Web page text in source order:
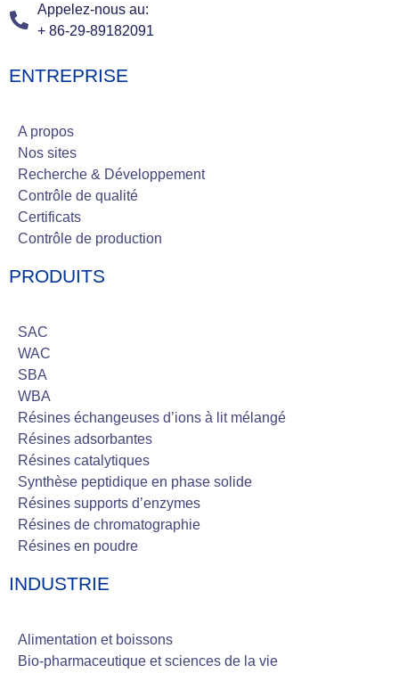
Appelez-nous au:
+ 86-29-89182091
ENTREPRISE
A propos
Nos sites
Recherche & Développement
Contrôle de qualité
Certificats
Contrôle de production
PRODUITS
SAC
WAC
SBA
WBA
Résines échangeuses d’ions à lit mélangé
Résines adsorbantes
Résines catalytiques
Synthèse peptidique en phase solide
Résines supports d’enzymes
Résines de chromatographie
Résines en poudre
INDUSTRIE
Alimentation et boissons
Bio-pharmaceutique et sciences de la vie